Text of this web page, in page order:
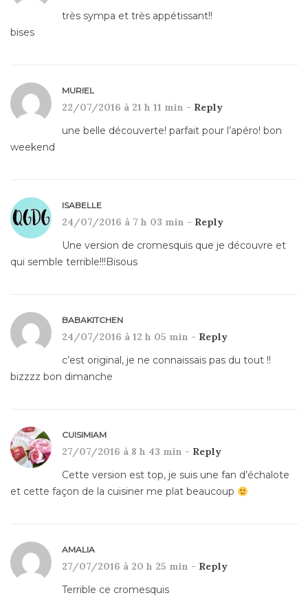
très sympa et très appétissant!!
bises
MURIEL
22/07/2016 à 21 h 11 min - Reply
une belle découverte! parfait pour l’apéro! bon
weekend
ISABELLE
24/07/2016 à 7 h 03 min - Reply
Une version de cromesquis que je découvre et
qui semble terrible!!!Bisous
BABAKITCHEN
24/07/2016 à 12 h 05 min - Reply
c’est original, je ne connaissais pas du tout !!
bizzzz bon dimanche
CUISIMIAM
27/07/2016 à 8 h 43 min - Reply
Cette version est top, je suis une fan d’échalote
et cette façon de la cuisiner me plat beaucoup
AMALIA
27/07/2016 à 20 h 25 min - Reply
Terrible ce cromesquis